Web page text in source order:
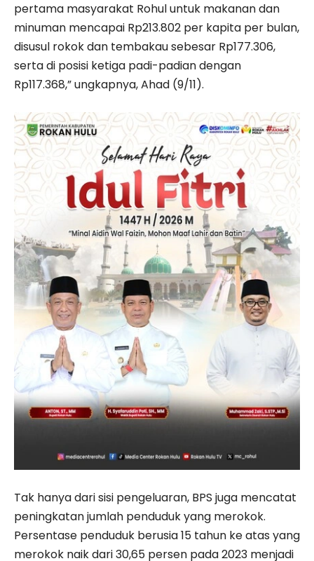
pertama masyarakat Rohul untuk makanan dan
minuman mencapai Rp213.802 per kapita per bulan,
disusul rokok dan tembakau sebesar Rp177.306,
serta di posisi ketiga padi-padian dengan
Rp117.368,” ungkapnya, Ahad (9/11).
Tak hanya dari sisi pengeluaran, BPS juga mencatat
peningkatan jumlah penduduk yang merokok.
Persentase penduduk berusia 15 tahun ke atas yang
merokok naik dari 30,65 persen pada 2023 menjadi